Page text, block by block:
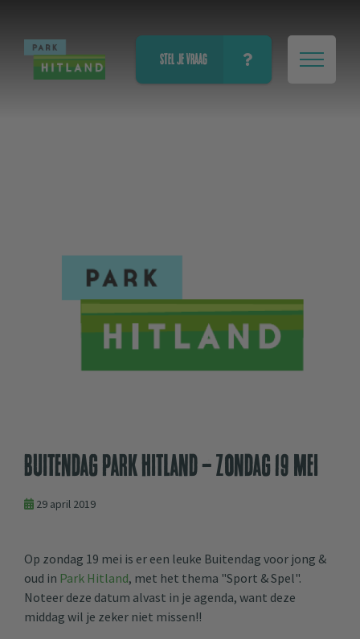
STEL JE VRAAG
Buitendag Park Hitland - Zondag 19 mei
29 april 2019
Op zondag 19 mei is er een leuke Buitendag voor jong &
oud in Park Hitland, met het thema "Sport & Spel".
Noteer deze datum alvast in je agenda, want deze
middag wil je zeker niet missen!!